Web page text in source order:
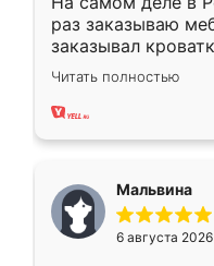
раз заказываю
заказывал
ребёнка при его
заказал шкаф-
хорошее сборка
меньше, здесь же
Мне нравится
мебели буду
Читать полностью
Мальвина
6 августа 2026